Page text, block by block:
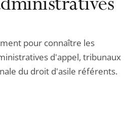
pour connaître les
d'appel, tribunaux
du droit d'asile référents.